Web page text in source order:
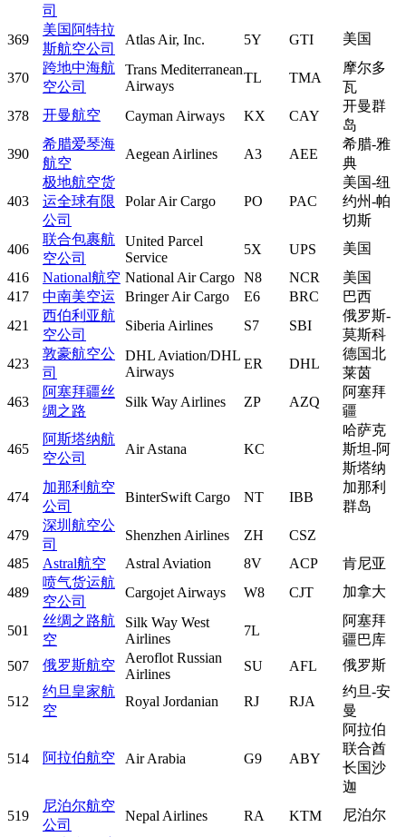
司
369
美国阿特拉
斯航空公司
Atlas Air, Inc. 5Y GTI 美国
370
跨地中海航
空公司
Trans Mediterranean
Airways
TL TMA
摩尔多
瓦
378
开曼航空 Cayman Airways KX CAY
开曼群
岛
390
希腊爱琴海
航空
Aegean Airlines A3 AEE
希腊-雅
典
403
极地航空货
运全球有限
公司
Polar Air Cargo PO PAC
美国-纽
约州-帕
切斯
406
联合包裹航
空公司
United Parcel
Service
5X UPS
美国
416
National航空 National Air Cargo N8 NCR
美国
417
中南美空运 Bringer Air Cargo E6 BRC
巴西
421
西伯利亚航
空公司
Siberia Airlines S7 SBI
俄罗斯-
莫斯科
423
敦豪航空公
司
DHL Aviation/DHL
Airways
ER DHL
德国北
莱茵
463
阿塞拜疆丝
绸之路
Silk Way Airlines ZP AZQ
阿塞拜
疆
465
阿斯塔纳航
空公司
Air Astana KC
哈萨克
斯坦-阿
斯塔纳
474
加那利航空
公司
BinterSwift Cargo NT IBB
加那利
群岛
479
深圳航空公
司
Shenzhen Airlines ZH
CSZ
485
Astral航空 Astral Aviation 8V ACP
肯尼亚
489
喷气货运航
空公司
Cargojet Airways W8 CJT 加拿大
501
丝绸之路航
空
Silk Way West
Airlines
7L
阿塞拜
疆巴库
507
俄罗斯航空
Aeroflot Russian
Airlines
SU AFL 俄罗斯
512
约旦皇家航
空
Royal Jordanian RJ RJA
约旦-安
曼
514 阿拉伯航空 Air Arabia G9 ABY
阿拉伯
联合酋
长国沙
迦
519
尼泊尔航空
公司
Nepal Airlines RA KTM
尼泊尔